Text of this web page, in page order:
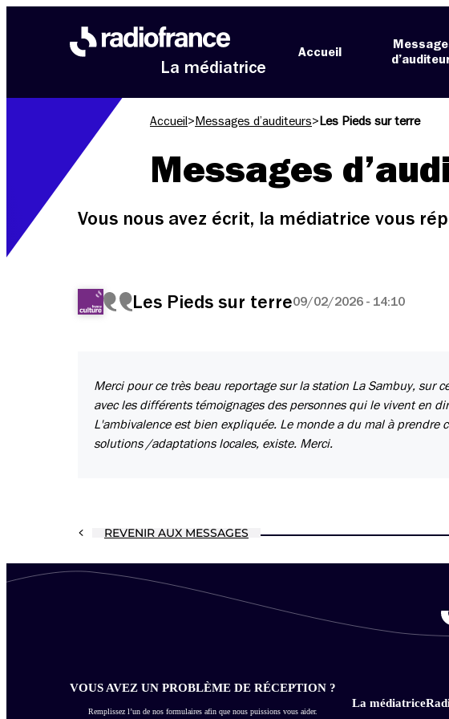
La médiatrice
Accueil
Accueil > Messages d’auditeurs> Les Pieds sur terre
Messages
Vous nous avez écrit, la médiatrice vous
Les Pieds sur terre09/02/2026 - 14:10
Merci pour ce très beau reportage sur la station La Sambuy, sur
avec les différents témoignages des personnes qui le vivent en
L'ambivalence est bien expliquée. Le monde a du mal à prendre
solutions /adaptations locales, existe. Merci.
REVENIR AUX MESSAGES
VOUS AVEZ UN PROBLÈME DE RÉCEPTION ?
Remplissez l’un de nos formulaires afin que nous puissions vous aider.
La médiatrice